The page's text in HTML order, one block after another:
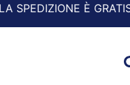
È GRATIS!